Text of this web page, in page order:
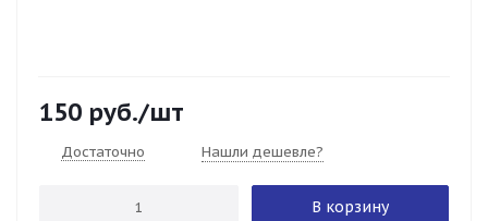
150 руб./шт
Достаточно Нашли дешевле?
В корзину